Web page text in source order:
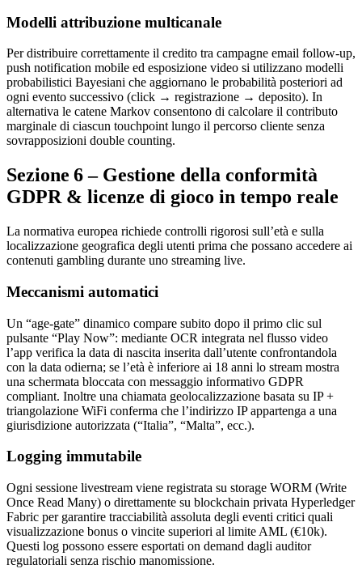
Modelli attribuzione multicanale
Per distribuire correttamente il credito tra campagne email follow‑up,
push notification mobile ed esposizione video si utilizzano modelli
probabilistici Bayesiani che aggiornano le probabilità posteriori ad
ogni evento successivo (click → registrazione → deposito). In
alternativa le catene Markov consentono di calcolare il contributo
marginale di ciascun touchpoint lungo il percorso cliente senza
sovrapposizioni double counting.
Sezione 6 – Gestione della conformità
GDPR & licenze di gioco in tempo reale
La normativa europea richiede controlli rigorosi sull’età e sulla
localizzazione geografica degli utenti prima che possano accedere ai
contenuti gambling durante uno streaming live.
Meccanismi automatici
Un “age‑gate” dinamico compare subito dopo il primo clic sul
pulsante “Play Now”: mediante OCR integrata nel flusso video
l’app verifica la data di nascita inserita dall’utente confrontandola
con la data odierna; se l’età è inferiore ai 18 anni lo stream mostra
una schermata bloccata con messaggio informativo GDPR
compliant. Inoltre una chiamata geolocalizzazione basata su IP +
triangolazione WiFi conferma che l’indirizzo IP appartenga a una
giurisdizione autorizzata (“Italia”, “Malta”, ecc.).
Logging immutabile
Ogni sessione livestream viene registrata su storage WORM (Write
Once Read Many) o direttamente su blockchain privata Hyperledger
Fabric per garantire tracciabilità assoluta degli eventi critici quali
visualizzazione bonus o vincite superiori al limite AML (€10k).
Questi log possono essere esportati on demand dagli auditor
regulatoriali senza rischio manomissione.